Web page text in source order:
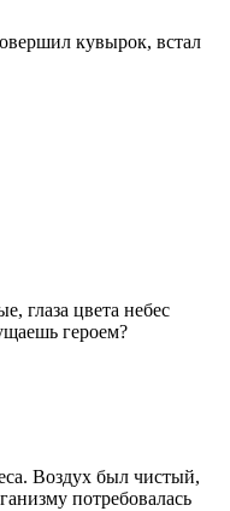
кувырок, встал
глаза цвета небес
героем?
Воздух был чистый,
потребовалась